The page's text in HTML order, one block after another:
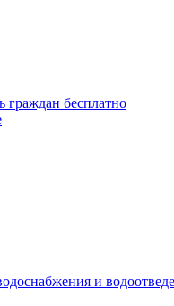
граждан бесплатно
и